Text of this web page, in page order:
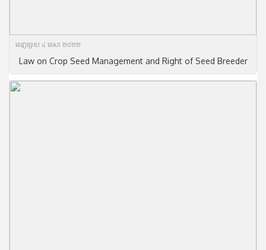
ចេញ​ផ្សាយ​ ៤ មេសា ២០២២
Law on Crop Seed Management and Right of Seed Breeder